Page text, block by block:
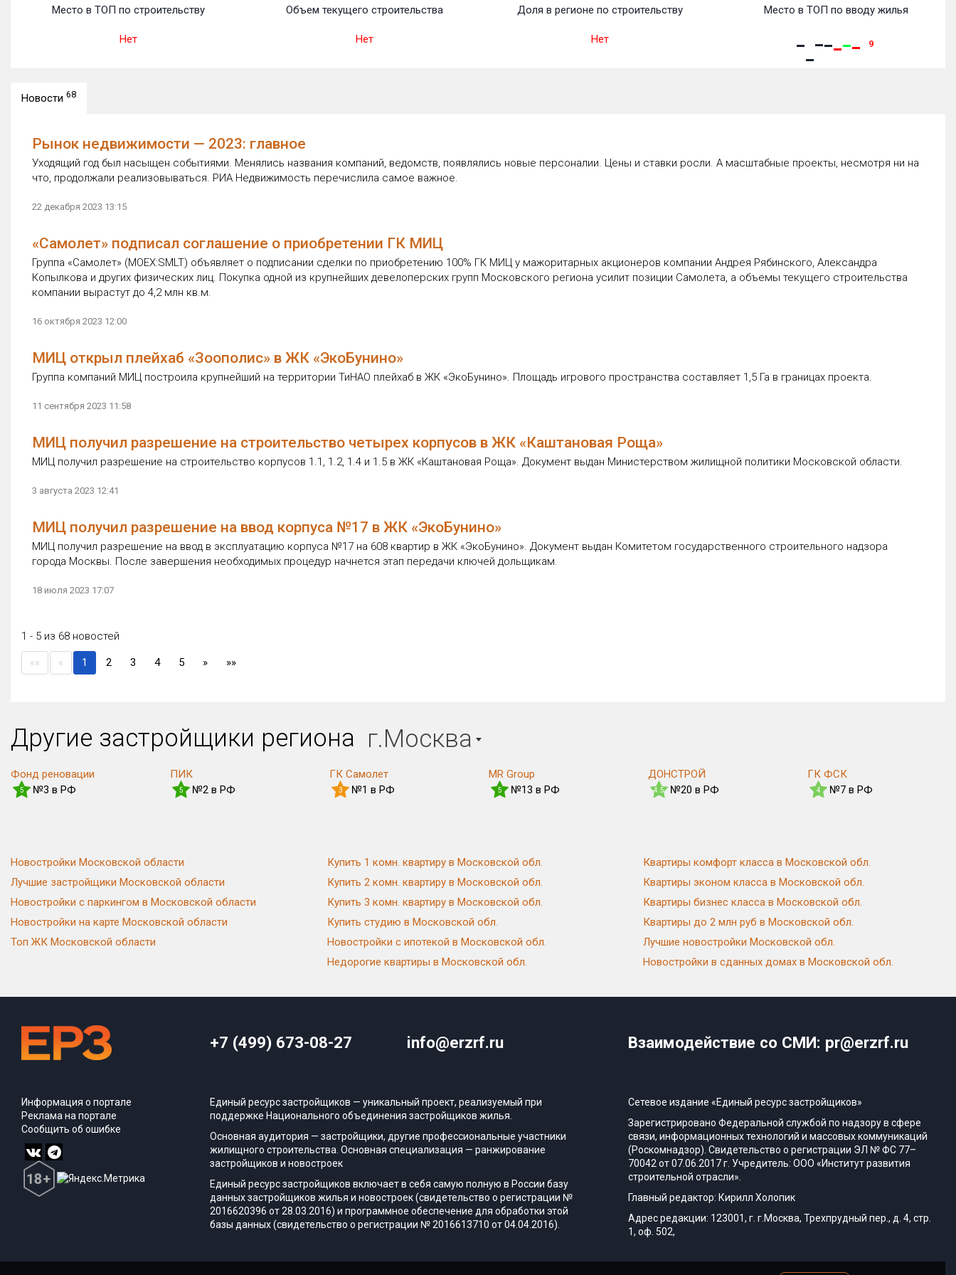
Место в ТОП по строительству
Нет
Объем текущего строительства
Нет
Доля в регионе по строительству
Нет
Место в ТОП по вводу жилья
9
Новости 68
Рынок недвижимости — 2023: главное
Уходящий год был насыщен событиями. Менялись названия компаний, ведомств, появлялись новые персоналии. Цены и ставки росли. А масштабные проекты, несмотря ни на
что, продолжали реализовываться. РИА Недвижимость перечислила самое важное.
22 декабря 2023 13:15
«Самолет» подписал соглашение о приобретении ГК МИЦ
Группа «Самолет» (MOEX:SMLT) объявляет о подписании сделки по приобретению 100% ГК МИЦ у мажоритарных акционеров компании Андрея Рябинского, Александра
Копылкова и других физических лиц. Покупка одной из крупнейших девелоперских групп Московского региона усилит позиции Самолета, а объемы текущего строительства
компании вырастут до 4,2 млн кв.м.
16 октября 2023 12:00
МИЦ открыл плейхаб «Зоополис» в ЖК «ЭкоБунино»
Группа компаний МИЦ построила крупнейший на территории ТиНАО плейхаб в ЖК «ЭкоБунино». Площадь игрового пространства составляет 1,5 Га в границах проекта.
11 сентября 2023 11:58
МИЦ получил разрешение на строительство четырех корпусов в ЖК «Каштановая Роща»
МИЦ получил разрешение на строительство корпусов 1.1, 1.2, 1.4 и 1.5 в ЖК «Каштановая Роща». Документ выдан Министерством жилищной политики Московской области.
3 августа 2023 12:41
МИЦ получил разрешение на ввод корпуса №17 в ЖК «ЭкоБунино»
МИЦ получил разрешение на ввод в эксплуатацию корпуса №17 на 608 квартир в ЖК «ЭкоБунино». Документ выдан Комитетом государственного строительного надзора
города Москвы. После завершения необходимых процедур начнется этап передачи ключей дольщикам.
18 июля 2023 17:07
1 - 5 из 68 новостей
«« « 1 (current)
2 3 4 5 » »»
Другие застройщики региона г.Москва
Фонд реновации
5 №3 в РФ
ПИК
5 №2 в РФ
ГК Самолет
3 №1 в РФ
MR Group
5 №13 в РФ
ДОНСТРОЙ
4.5 №20 в РФ
ГК ФСК
4 №7 в РФ
Новостройки Московской области
Лучшие застройщики Московской области
Новостройки с паркингом в Московской области
Новостройки на карте Московской области
Топ ЖК Московской области
Купить 1 комн. квартиру в Московской обл.
Купить 2 комн. квартиру в Московской обл.
Купить 3 комн. квартиру в Московской обл.
Купить студию в Московской обл.
Новостройки с ипотекой в Московской обл.
Недорогие квартиры в Московской обл.
Квартиры комфорт класса в Московской обл.
Квартиры эконом класса в Московской обл.
Квартиры бизнес класса в Московской обл.
Квартиры до 2 млн руб в Московской обл.
Лучшие новостройки Московской обл.
Новостройки в сданных домах в Московской обл.
+7 (499) 673-08-27 info@erzrf.ru Взаимодействие со СМИ: pr@erzrf.ru
Информация о портале
Реклама на портале
Сообщить об ошибке
Единый ресурс застройщиков — уникальный проект, реализуемый при
поддержке Национального объединения застройщиков жилья.
Основная аудитория — застройщики, другие профессиональные участники
жилищного строительства. Основная специализация — ранжирование
застройщиков и новостроек
Единый ресурс застройщиков включает в себя самую полную в России базу
данных застройщиков жилья и новостроек (свидетельство о регистрации №
2016620396 от 28.03.2016) и программное обеспечение для обработки этой
базы данных (свидетельство о регистрации № 2016613710 от 04.04.2016).
Сетевое издание «Единый ресурс застройщиков»
Зарегистрировано Федеральной службой по надзору в сфере
связи, информационных технологий и массовых коммуникаций
(Роскомнадзор). Свидетельство о регистрации ЭЛ № ФС 77–
70042 от 07.06.2017 г. Учредитель: ООО «Институт развития
строительной отрасли».
Главный редактор: Кирилл Холопик
Адрес редакции: 123001, г. г.Москва, Трехпрудный пер., д. 4, стр.
1, оф. 502,